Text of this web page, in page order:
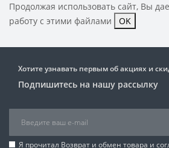
Продолжая использовать сайт, Вы
работу с этими файлами
OK
Хотите узнавать первым об акциях и
Подпишитесь на нашу рассылку
Я прочитал Возврат и обмен товара и